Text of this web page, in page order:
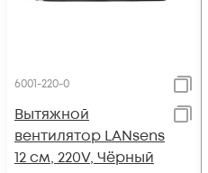
6001-220-0
Вытяжной
вентилятор LANsens
12 см, 220V, Чёрный